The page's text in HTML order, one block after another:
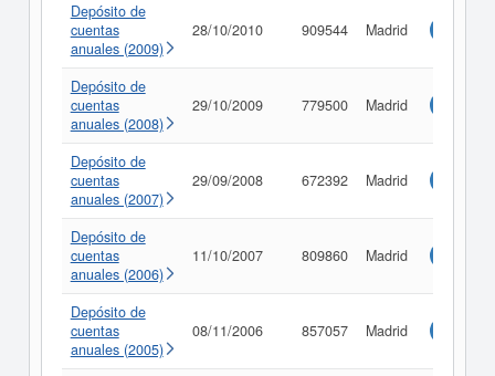
Depósito de
cuentas
anuales (2009)
28/10/2010 909544 Madrid
Depósito de
cuentas
anuales (2008)
29/10/2009 779500 Madrid
Depósito de
cuentas
anuales (2007)
29/09/2008 672392 Madrid
Depósito de
cuentas
anuales (2006)
11/10/2007 809860 Madrid
Depósito de
cuentas
anuales (2005)
08/11/2006 857057 Madrid